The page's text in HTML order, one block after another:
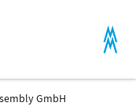
GmbH